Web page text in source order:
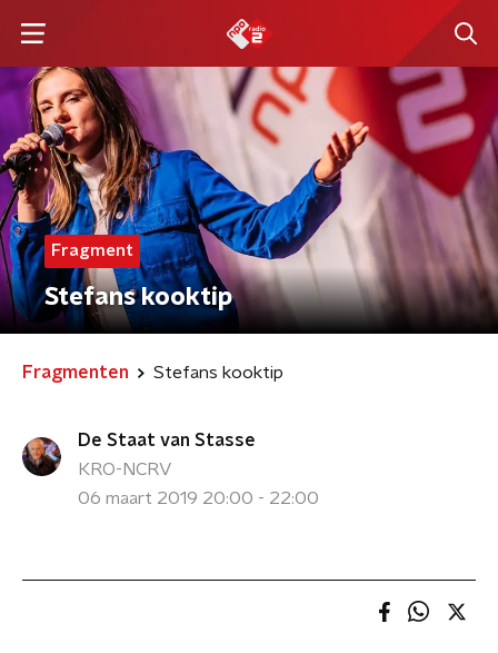
Fragment
Stefans kooktip
Fragmenten Stefans kooktip
De Staat van Stasse
KRO-NCRV
06 maart 2019 20:00 - 22:00